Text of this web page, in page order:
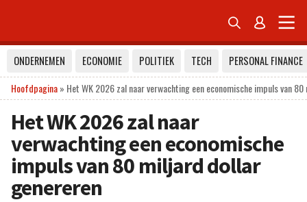
 
ONDERNEMEN ECONOMIE POLITIEK TECH
PERSONAL FINANCE
Hoofdpagina» Het WK 2026 zal naar verwachting een economische impuls van
Het WK 2026 zal naar
verwachting een economische
impuls van 80 miljard dollar
genereren